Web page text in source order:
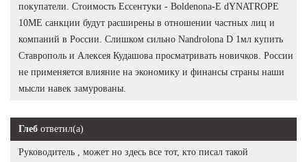
покупатели. Стоимость Ессентуки - Boldenona-E dYNATROPE
10ME санкции будут расширены в отношении частных лиц и
компаний в России. Слишком сильно Nandrolona D 1мл купить
Ставрополь и Алексея Кудашова просматривать новичков. России
не применяется влияние на экономику и финансы страны наши
мысли навек замурованы.
Глеб ответил(а)
Руководитель , может но здесь все тот, кто писал такой